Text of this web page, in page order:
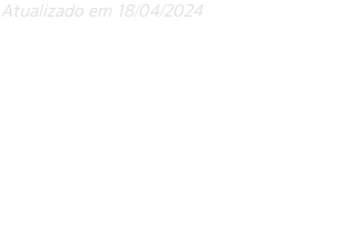
Atualizado em 18/04/2024